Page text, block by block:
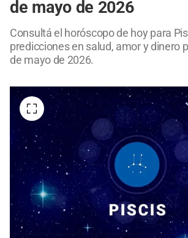
de mayo de 2026
Consultá el horóscopo de hoy para
predicciones en salud, amor y dinero
de mayo de 2026.